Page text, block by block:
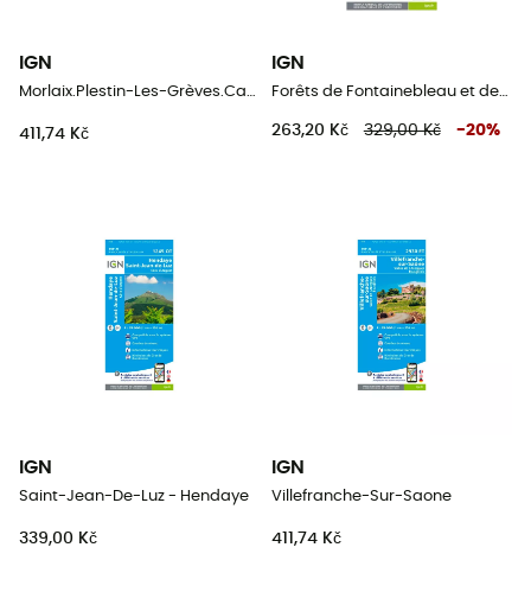
IGN
Morlaix.Plestin-Les-Grèves.Carantec
411,74 Kč
IGN
Forêts de Fontainebleau et des Trois Pignons
263,20 Kč 329,00 Kč -20%
IGN
Saint-Jean-De-Luz - Hendaye
339,00 Kč
IGN
Villefranche-Sur-Saone
411,74 Kč